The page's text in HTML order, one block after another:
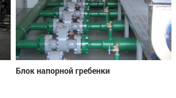
Блок напорной гребенки